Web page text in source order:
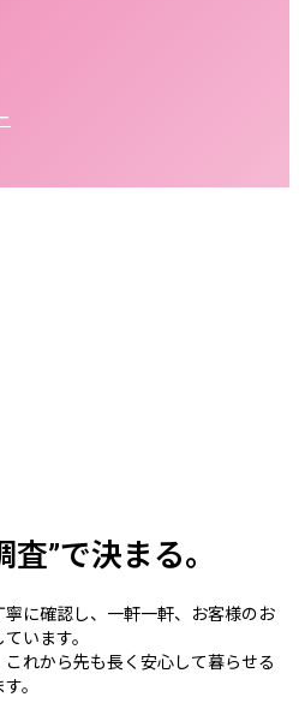
査”で決まる｡
に確認し、一軒一軒、お客様のお
います。
れから先も長く安心して暮らせる
。